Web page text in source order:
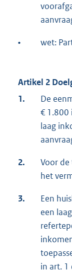
• wet:
Artikel 2
1.
De
€ 1.800
laag
2.
Voor
het
3.
Een
een
in art. 1